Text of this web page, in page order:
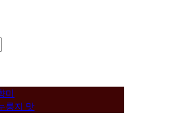
미
룽지 맛